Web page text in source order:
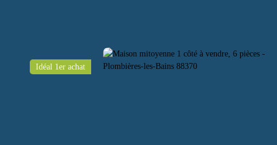
VENDRE ESTIMER COACHING
Idéal 1er achat